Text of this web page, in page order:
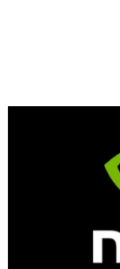
新產品移動大量資